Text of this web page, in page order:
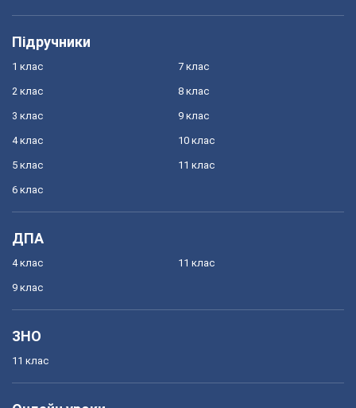
Підручники
1 клас
2 клас
3 клас
4 клас
5 клас
6 клас
7 клас
8 клас
9 клас
10 клас
11 клас
ДПА
4 клас
9 клас
11 клас
ЗНО
11 клас